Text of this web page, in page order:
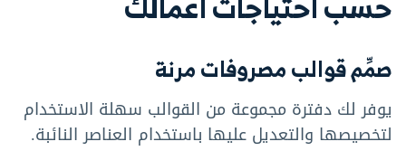
صمِّم قوالب مصروفات مرنة
يوفر لك دفترة مجموعة من القوالب سهلة الاستخدام
لتخصيصها والتعديل عليها باستخدام العناصر النائبة.